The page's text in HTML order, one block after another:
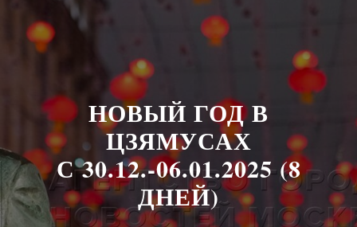
НОВЫЙ ГОД В
ЦЗЯМУСАХ
С 30.12.-06.01.2025 (8
ДНЕЙ)